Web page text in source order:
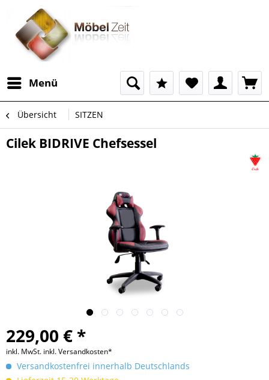
Menü
Übersicht SITZEN
Cilek BIDRIVE Chefsessel
229,00 € *
inkl. MwSt. inkl. Versandkosten*
Versandkostenfrei innerhalb Deutschlands